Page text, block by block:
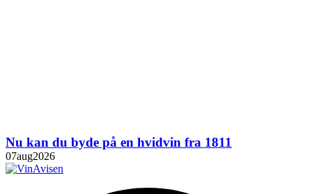
Nu kan du byde på en hvidvin fra 1811
07aug2026